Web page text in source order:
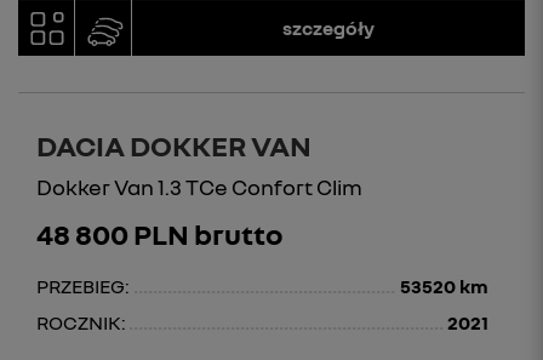
szczegóły
DACIA DOKKER VAN
Dokker Van 1.3 TCe Confort Clim
48 800 PLN brutto
PRZEBIEG:
53520 km
ROCZNIK:
2021